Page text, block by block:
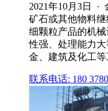
2021年10月3日 ·
矿石或其他物料
细颗粒产品的机
性强、处理能力
金、建筑及化工等
联系电话: 180